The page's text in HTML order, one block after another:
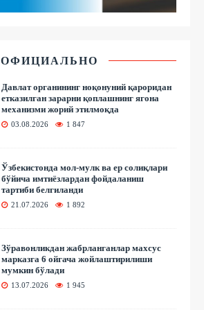
ОФИЦИАЛЬНО
Давлат органининг ноқонуний қароридан
етказилган зарарни қоплашнинг ягона
механизми жорий этилмоқда
03.08.2026 1 847
Ўзбекистонда мол-мулк ва ер солиқлари
бўйича имтиёзлардан фойдаланиш
тартиби белгиланди
21.07.2026 1 892
Зўравонликдан жабрланганлар махсус
марказга 6 ойгача жойлаштирилиши
мумкин бўлади
13.07.2026 1 945